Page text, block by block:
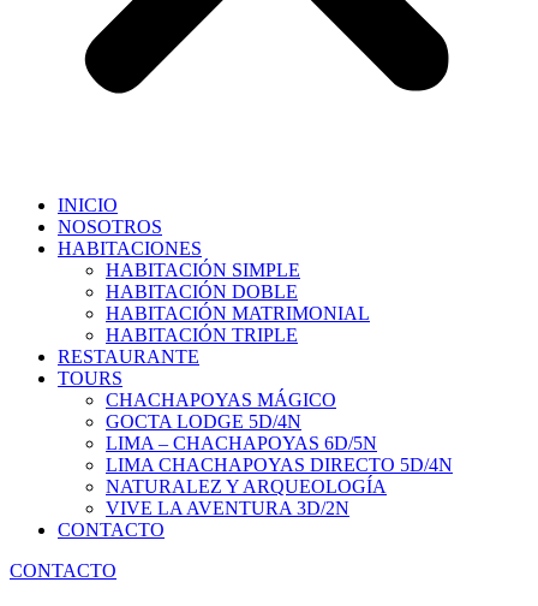
INICIO
NOSOTROS
HABITACIONES
HABITACIÓN SIMPLE
HABITACIÓN DOBLE
HABITACIÓN MATRIMONIAL
HABITACIÓN TRIPLE
RESTAURANTE
TOURS
CHACHAPOYAS MÁGICO
GOCTA LODGE 5D/4N
LIMA – CHACHAPOYAS 6D/5N
LIMA CHACHAPOYAS DIRECTO 5D/4N
NATURALEZ Y ARQUEOLOGÍA
VIVE LA AVENTURA 3D/2N
CONTACTO
CONTACTO